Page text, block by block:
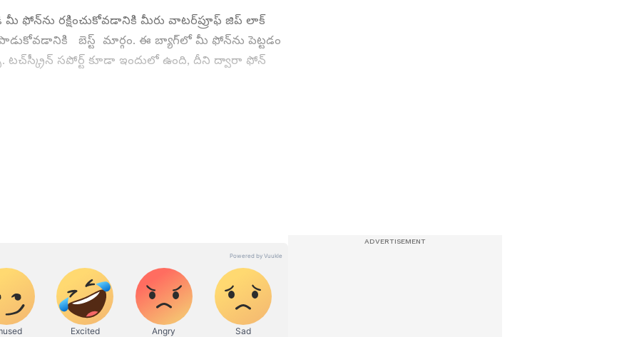
రక్షించుకోవడానికి మీరు వాటర్‌ప్రూఫ్ జిప్ లాక్
బెస్ట్ మార్గం. ఈ బ్యాగ్‌లో మీ ఫోన్‌ను పెట్టడం
సపోర్ట్ కూడా ఇందులో ఉంది, దీని ద్వారా ఫోన్
తడిసిపోయినా లేదా జిప్ లాక్ బ్యాగ్‌లోంచి బయటకు
కూడా ఛార్జింగ్‌ పెట్టకండి. దీని వల్ల ఫోన్ పాడవడంతో
కాబట్టి ఇలా చేయడం మానుకోండి.